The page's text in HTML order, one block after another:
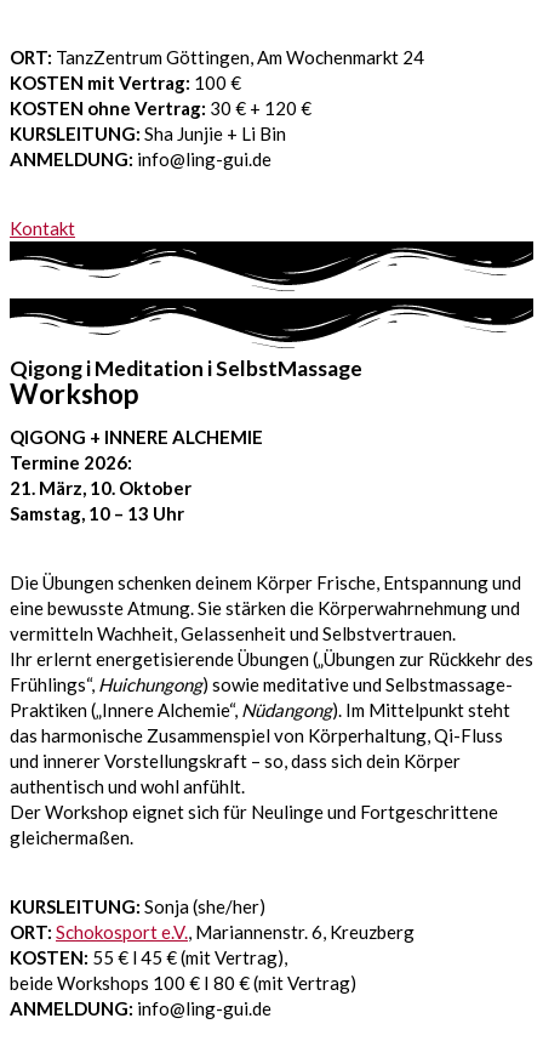
ORT: TanzZentrum Göttingen, Am Wochenmarkt 24
KOSTEN mit Vertrag: 100 €
KOSTEN ohne Vertrag: 30 € + 120 €
KURSLEITUNG: Sha Junjie + Li Bin
ANMELDUNG: info@ling-gui.de
Kontakt
Qigong i Meditation i SelbstMassage
Workshop
QIGONG + INNERE ALCHEMIE
Termine 2026:
21. März, 10. Oktober
Samstag, 10 – 13 Uhr
Die Übungen schenken deinem Körper Frische, Entspannung und
eine bewusste Atmung. Sie stärken die Körperwahrnehmung und
vermitteln Wachheit, Gelassenheit und Selbstvertrauen.
Ihr erlernt energetisierende Übungen („Übungen zur Rückkehr des
Frühlings“, Huichungong) sowie meditative und Selbstmassage-
Praktiken („Innere Alchemie“, Nüdangong). Im Mittelpunkt steht
das harmonische Zusammenspiel von Körperhaltung, Qi-Fluss
und innerer Vorstellungskraft – so, dass sich dein Körper
authentisch und wohl anfühlt.
Der Workshop eignet sich für Neulinge und Fortgeschrittene
gleichermaßen.
KURSLEITUNG: Sonja (she/her)
ORT: Schokosport e.V., Mariannenstr. 6, Kreuzberg
KOSTEN: 55 € l 45 € (mit Vertrag),
beide Workshops 100 € I 80 € (mit Vertrag)
ANMELDUNG: info@ling-gui.de